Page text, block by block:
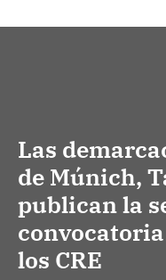
Las
de Múnich,
publican la
los CRE